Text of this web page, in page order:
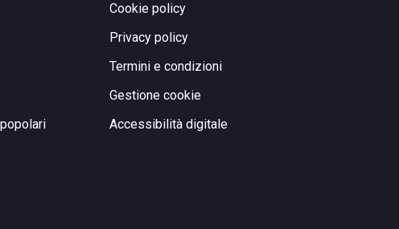
Cookie policy
Privacy policy
Termini e condizioni
Gestione cookie
Accessibilità digitale